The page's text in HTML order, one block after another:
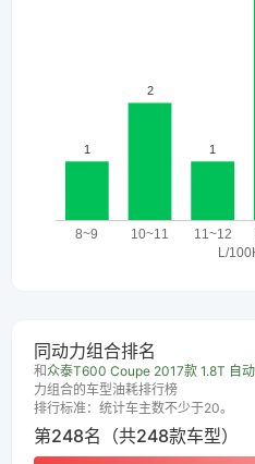
同动力组合排名
和众泰T600 Coupe 2017款 1.8T 自
力组合的车型油耗排行榜
排行标准：统计车主数不少于20。
第248名（共248款车型）